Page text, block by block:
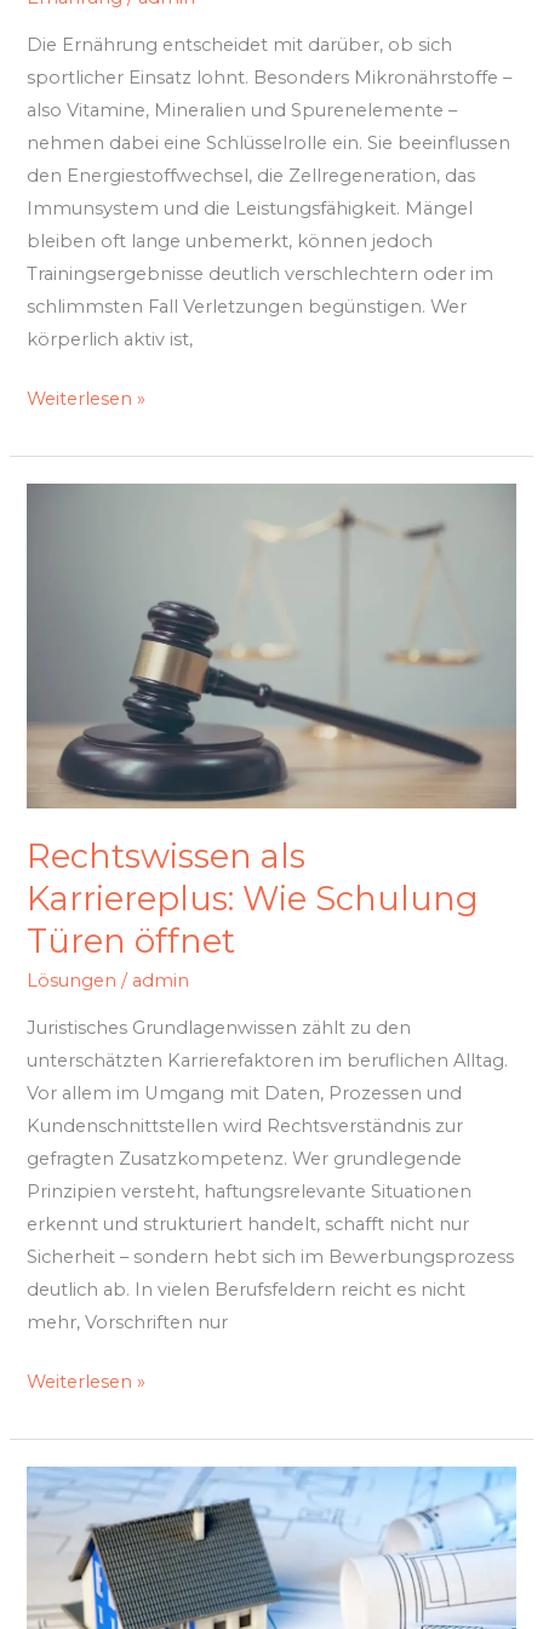
Die Ernährung entscheidet mit darüber, ob sich
sportlicher Einsatz lohnt. Besonders Mikronährstoffe –
also Vitamine, Mineralien und Spurenelemente –
nehmen dabei eine Schlüsselrolle ein. Sie beeinflussen
den Energiestoffwechsel, die Zellregeneration, das
Immunsystem und die Leistungsfähigkeit. Mängel
bleiben oft lange unbemerkt, können jedoch
Trainingsergebnisse deutlich verschlechtern oder im
schlimmsten Fall Verletzungen begünstigen. Wer
körperlich aktiv ist,
Weiterlesen »
Rechtswissen als
Karriereplus: Wie Schulung
Türen öffnet
Lösungen / admin
Juristisches Grundlagenwissen zählt zu den
unterschätzten Karrierefaktoren im beruflichen Alltag.
Vor allem im Umgang mit Daten, Prozessen und
Kundenschnittstellen wird Rechtsverständnis zur
gefragten Zusatzkompetenz. Wer grundlegende
Prinzipien versteht, haftungsrelevante Situationen
erkennt und strukturiert handelt, schafft nicht nur
Sicherheit – sondern hebt sich im Bewerbungsprozess
deutlich ab. In vielen Berufsfeldern reicht es nicht
mehr, Vorschriften nur
Weiterlesen »
Effiziente
Planung
und
Umsetzung
beim